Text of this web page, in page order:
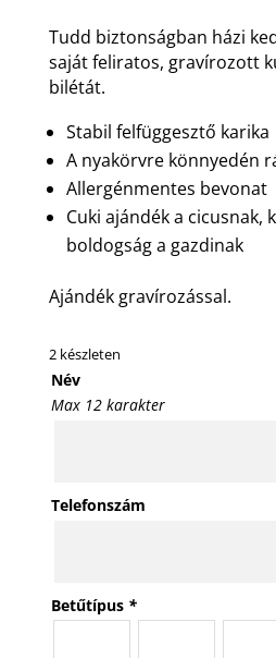
Tudd biztonságban házi
saját feliratos, gravírozott
bilétát.
Stabil felfüggesztő karika
A nyakörvre könnyedén
Allergénmentes bevonat
Cuki ajándék a cicusnak,
boldogság a gazdinak
Ajándék gravírozással.
2 készleten
Név
Max 12 karakter
Telefonszám
Betűtípus *